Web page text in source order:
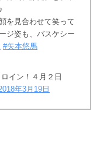
を見合わせて笑って
ジ姿も、バスケシー
#矢本悠馬
イン！４月２日
年3月19日